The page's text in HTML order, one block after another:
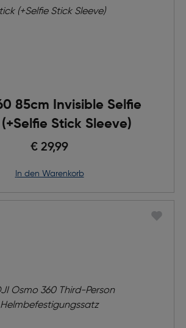
85cm Invisible Selfie
Stick Sleeve)
€ 29,99
in den Warenkorb